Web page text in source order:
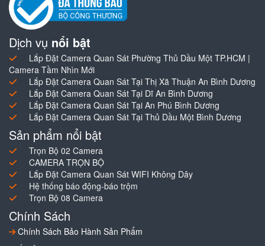
Dịch vụ nổi bật
Lắp Đặt Camera Quan Sát Phường Thủ Dầu Một TP.HCM |
Camera Tầm Nhìn Mới
Lắp Đặt Camera Quan Sát Tại Thị Xã Thuận An Bình Dương
Lắp Đặt Camera Quan Sát Tại Dĩ An Bình Dương
Lắp Đặt Camera Quan Sát Tại An Phú Bình Dương
Lắp Đặt Camera Quan Sát Tại Thủ Dầu Một Bình Dương
Sản phẩm nổi bật
Trọn Bộ 02 Camera
CAMERA TRỌN BỘ
Lắp Đặt Camera Quan Sát WIFI Không Dây
Hệ thống báo động-báo trộm
Trọn Bộ 08 Camera
Chính Sách
Chính Sách Bảo Hành Sản Phẩm